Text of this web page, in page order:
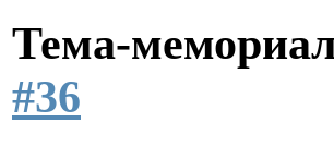
Тема-
#36